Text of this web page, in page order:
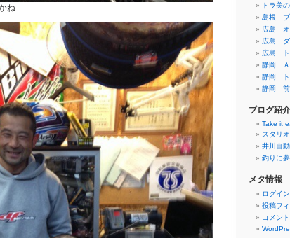
ね
トラ美
島根 ブ
広島 オ
広島 ダ
広島 ト
静岡 Ａ
静岡 ト
静岡 前
ブログ紹介
Take it
スタリ
井川自
釣りに
メタ情報
ログイン
投稿フ
コメン